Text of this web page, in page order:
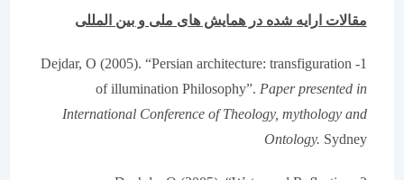
مقالات ارایه شده در همایش های ملی و بین المللی
1- Dejdar, O (2005). “Persian architecture: transfiguration
of illumination Philosophy”.Paper presented in
International Conference of Theology, mythology and
Ontology.Sydney